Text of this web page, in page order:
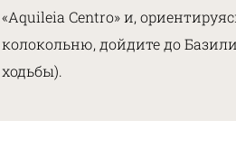
«Aquileia Centro» и,
колокольню, дойдите до
ходьбы).